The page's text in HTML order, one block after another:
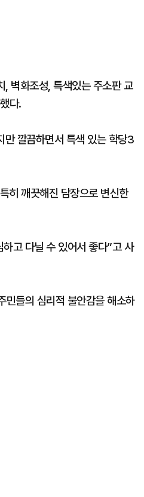
벽화조성, 특색있는 주소판 교
다.
만 깔끔하면서 특색 있는 학당3
히 깨끗해진 담장으로 변신한
고 다닐 수 있어서 좋다”고 사
민들의 심리적 불안감을 해소하